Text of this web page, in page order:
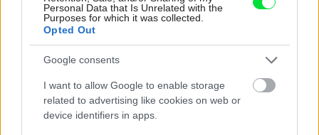
Personal Data that Is Unrelated with the
Purposes for which it was collected.
Opted Out
Google consents
I want to allow Google to enable storage
related to advertising like cookies on web or
device identifiers in apps.
ako nová, práve naopak. Včleňuje sa medzi domčeky na
kopci nad dedinou ešte lepšie ako novšie stavby.
Z opačnej strany je príjazdová cesta, ktorou sa dostanete
priamo do garáže pod terénom.